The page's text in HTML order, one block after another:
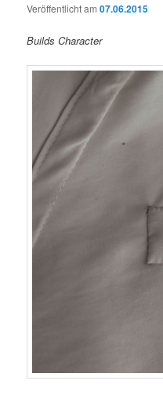
Veröffentlicht am07.06.2015
Builds Character